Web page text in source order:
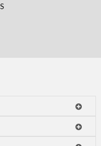
no Rio de Janeiro será